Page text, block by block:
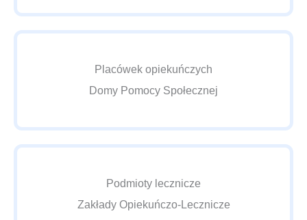
Placówek opiekuńczych
Domy Pomocy Społecznej
Podmioty lecznicze
Zakłady Opiekuńczo-Lecznicze